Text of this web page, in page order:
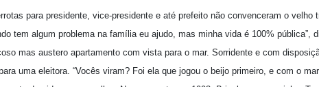
para presidente, vice-presidente e até prefeito não convenceram o
tem algum problema na família eu ajudo, mas minha vida é 100% pública”,
mas austero apartamento com vista para o mar. Sorridente e com
uma eleitora. “Vocês viram? Foi ela que jogou o beijo primeiro, e com o